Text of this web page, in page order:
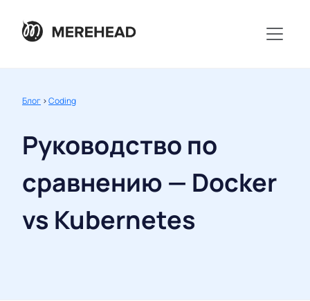
Блог >Coding
Руководство по
сравнению — Docker
vs Kubernetes